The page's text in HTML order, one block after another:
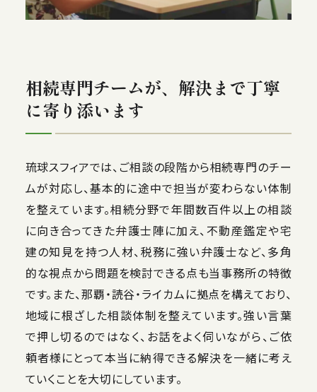
相続専門チームが、解決まで丁寧
に寄り添います
琉球スフィアでは、ご相談の段階から相続専門のチー
ムが対応し、基本的に途中で担当が変わらない体制
を整えています。相続分野で年間数百件以上の相談
に向き合ってきた弁護士陣に加え、不動産鑑定や宅
建の知見を持つ人材、税務に強い弁護士など、多角
的な視点から問題を検討できる点も当事務所の特徴
です。また、那覇・読谷・ライカムに拠点を構えており、
地域に根ざした相談体制を整えています。強い言葉
で押し切るのではなく、お話をよく伺いながら、ご依
頼者様にとって本当に納得できる解決を一緒に考え
ていくことを大切にしています。